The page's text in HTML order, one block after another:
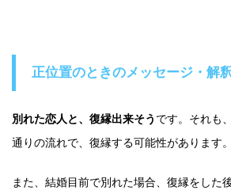
正位置のときのメッセージ・解
別れた恋人と、復縁出来そう です。それも
通りの流れで、復縁する可能性があります。
また、結婚目前で別れた場合、復縁をした